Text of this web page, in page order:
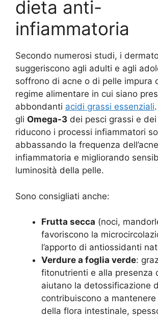
dieta anti-
infiammatoria
Secondo numerosi studi, i
suggeriscono agli adulti e agli
soffrono di acne o di pelle impura
regime alimentare in cui siano
abbondanti acidi grassi essenziali
gli Omega-3 dei pesci grassi e
riducono i processi infiammatori
abbassando la frequenza dell’acne
infiammatoria e migliorando
luminosità della pelle.
Sono consigliati anche:
Frutta secca (noci,
favoriscono la
l’apporto di antiossidanti
Verdure a foglia verde:
fitonutrienti e alla presenza
aiutano la detossificazione
contribuiscono a mantenere
della flora intestinale,